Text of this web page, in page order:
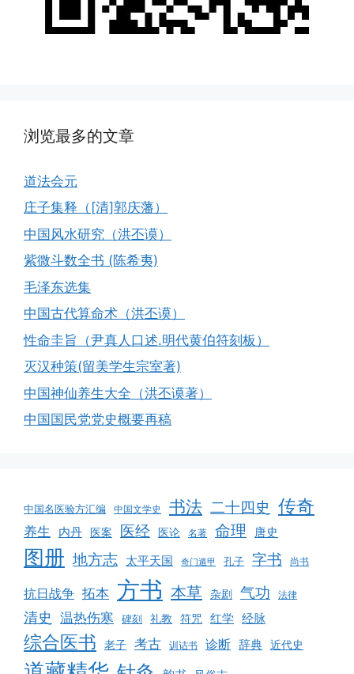
浏览最多的文章
道法会元
庄子集释（[清]郭庆藩）
中国风水研究（洪丕谟）
紫微斗数全书 (陈希夷)
毛泽东选集
中国古代算命术（洪丕谟）
性命圭旨（尹真人口述.明代黄伯符刻板）
灭汉种策(留美学生宗室著)
中国神仙养生大全（洪丕谟著）
中国国民党党史概要再稿
中国名医验方汇编 中国文学史 书法 二十四史 传奇
养生 内丹 医案 医经 医论 名著 命理 唐史
图册 地方志 太平天国 奇门遁甲 孔子 字书 尚书
抗日战争 拓本 方书 本草 杂剧 气功 法律
清史 温热伤寒 碑刻 礼教 符咒 红学 经脉
综合医书 老子 考古 训诂书 诊断 辞典 近代史